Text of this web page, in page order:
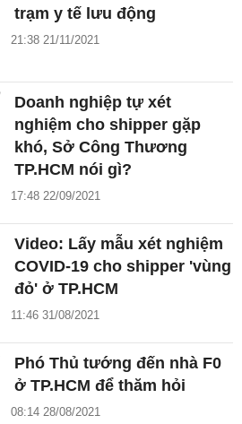
trạm y tế lưu động
21:38 21/11/2021
Doanh nghiệp tự xét
nghiệm cho shipper gặp
khó, Sở Công Thương
TP.HCM nói gì?
17:48 22/09/2021
Video: Lấy mẫu xét nghiệm
COVID-19 cho shipper 'vùng
đỏ' ở TP.HCM
11:46 31/08/2021
Phó Thủ tướng đến nhà F0
ở TP.HCM để thăm hỏi
08:14 28/08/2021